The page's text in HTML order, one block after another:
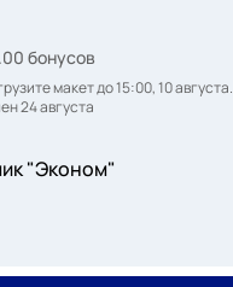
бонусов
макет до 15:00, 10 августа.
24 августа
"Эконом"